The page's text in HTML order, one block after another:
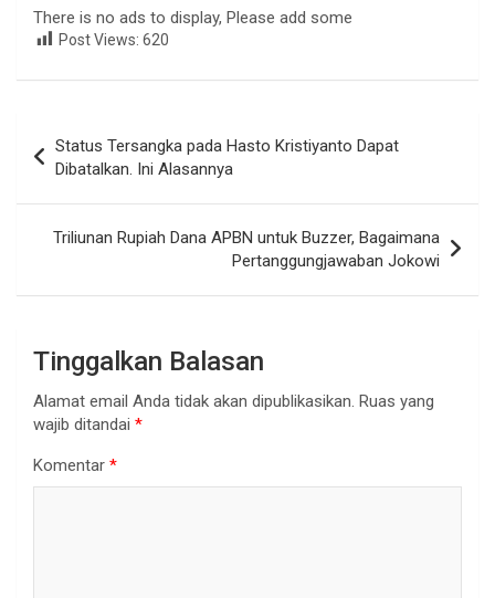
There is no ads to display, Please add some
Post Views: 620
pos
Status Tersangka pada Hasto Kristiyanto Dapat
Dibatalkan. Ini Alasannya
Triliunan Rupiah Dana APBN untuk Buzzer, Bagaimana
Pertanggungjawaban Jokowi
Tinggalkan Balasan
Alamat email Anda tidak akan dipublikasikan. Ruas yang
wajib ditandai *
Komentar *